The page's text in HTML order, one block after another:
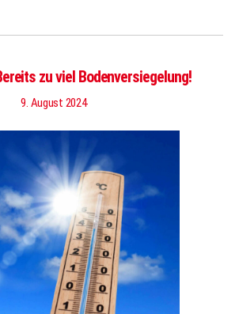
zu viel Bodenversiegelung!
9. August 2024